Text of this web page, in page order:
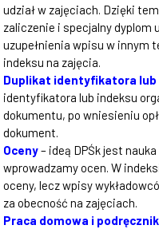
udział w zajęciach. Dzięki
zaliczenie i specjalny dyplom
uzupełnienia wpisu w innym
indeksu na zajęcia.
Duplikat identyfikatora lub
identyfikatora lub indeksu
dokumentu, po wniesieniu
dokument.
Oceny– ideą DPŚk jest
wprowadzamy ocen. W
oceny, lecz wpisy
za obecność na zajęciach.
Praca domowa i